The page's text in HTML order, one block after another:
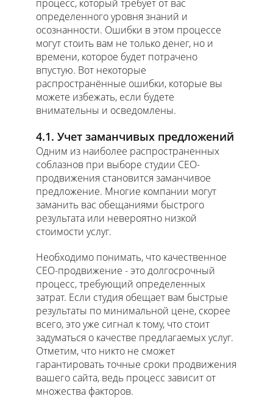
процесс, который требует от вас
определенного уровня знаний и
осознанности. Ошибки в этом процессе
могут стоить вам не только денег, но и
времени, которое будет потрачено
впустую. Вот некоторые
распространённые ошибки, которые вы
можете избежать, если будете
внимательны и осведомлены.
4.1. Учет заманчивых предложений
Одним из наиболее распространенных
соблазнов при выборе студии СЕО-
продвижения становится заманчивое
предложение. Многие компании могут
заманить вас обещаниями быстрого
результата или невероятно низкой
стоимости услуг.
Необходимо понимать, что качественное
СЕО-продвижение - это долгосрочный
процесс, требующий определенных
затрат. Если студия обещает вам быстрые
результаты по минимальной цене, скорее
всего, это уже сигнал к тому, что стоит
задуматься о качестве предлагаемых услуг.
Отметим, что никто не сможет
гарантировать точные сроки продвижения
вашего сайта, ведь процесс зависит от
множества факторов.